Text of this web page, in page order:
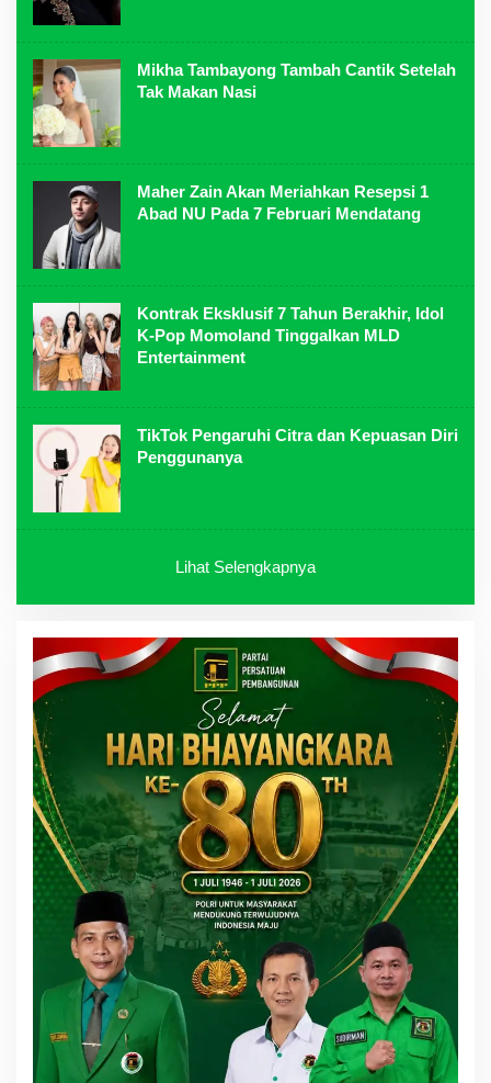
Mikha Tambayong Tambah Cantik Setelah
Tak Makan Nasi
Maher Zain Akan Meriahkan Resepsi 1
Abad NU Pada 7 Februari Mendatang
Kontrak Eksklusif 7 Tahun Berakhir, Idol
K-Pop Momoland Tinggalkan MLD
Entertainment
TikTok Pengaruhi Citra dan Kepuasan Diri
Penggunanya
Lihat Selengkapnya